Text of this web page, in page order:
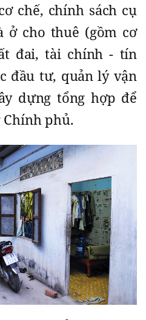
chế, chính sách cụ
ở cho thuê (gồm cơ
đai, tài chính - tín
đầu tư, quản lý vận
dựng tổng hợp để
Chính phủ.